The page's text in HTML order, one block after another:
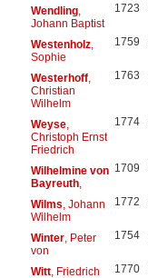
Wendling,
Johann Baptist
1723
Westenholz,
Sophie
1759
Westerhoff,
Christian
Wilhelm
1763
Weyse,
Christoph Ernst
Friedrich
1774
Wilhelmine von
Bayreuth,
1709
Wilms , Johann
Wilhelm
1772
Winter, Peter
von
1754
Witt, Friedrich 1770